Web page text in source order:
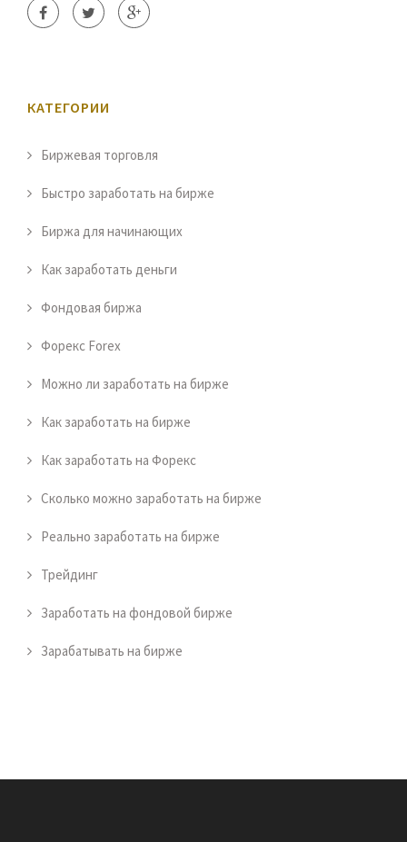
КАТЕГОРИИ
Биржевая торговля
Быстро заработать на бирже
Биржа для начинающих
Как заработать деньги
Фондовая биржа
Форекс Forex
Можно ли заработать на бирже
Как заработать на бирже
Как заработать на Форекс
Сколько можно заработать на бирже
Реально заработать на бирже
Трейдинг
Заработать на фондовой бирже
Зарабатывать на бирже